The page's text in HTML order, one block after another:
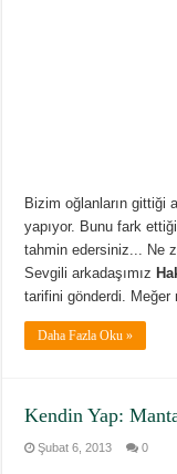
Bizim oğlanların gittiği
yapıyor. Bunu fark
tahmin edersiniz... Ne
Sevgili arkadaşımız
tarifini gönderdi. Meğer
Daha Fazla Oku »
Kendin Yap:
Şubat 6, 2013 0